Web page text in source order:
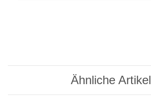
Ähnliche Artikel